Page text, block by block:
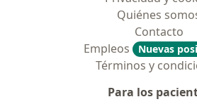
Quiénes
Contacto
Empleos
Nuevas
Términos y
Para los